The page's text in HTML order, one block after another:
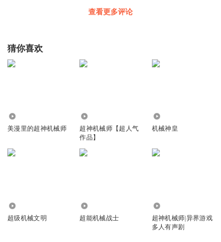
回复 @朴德萌 : 弗丁的高级幸运光环太厉害了
飘渺虚无人
从机械入门者起步，历经机械师学徒、见习、磁环、数据、
战争、虚拟、星海、真理、使徒、帝皇、主宰、神座
回复 2025-06-12
查看更多评论
猜你喜欢
美漫里的超神机械师
超神机械师【超人气
作品】
机械神皇
超级机械文明 超能机械战士
超神机械师|异界游戏
多人有声剧